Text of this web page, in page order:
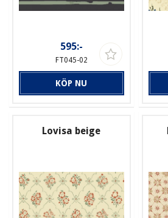
595:-
FT045-02
KÖP NU
Lovisa beige